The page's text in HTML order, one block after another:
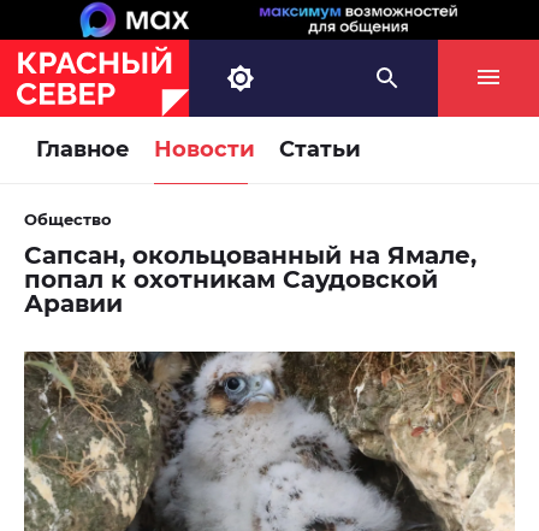
Главное Новости Статьи
Общество
Сапсан, окольцованный на Ямале,
попал к охотникам Саудовской
Аравии